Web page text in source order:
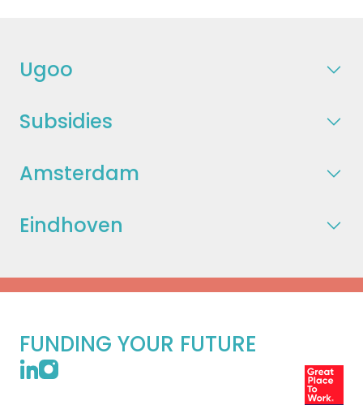
Ugoo
Subsidies
Amsterdam
Eindhoven
FUNDING YOUR FUTURE